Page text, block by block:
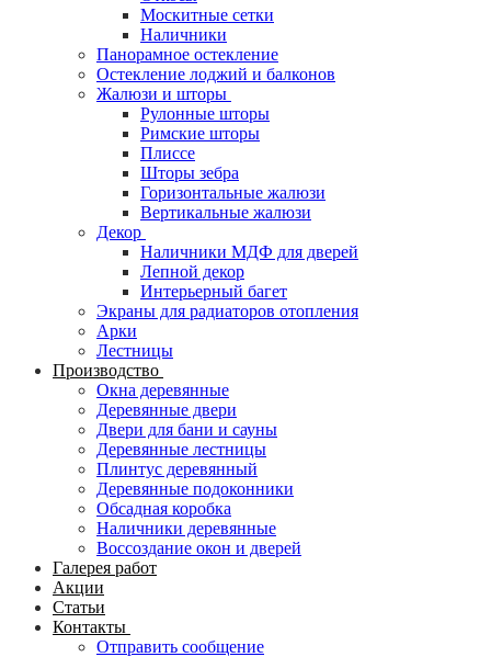
Москитные сетки
Наличники
Панорамное остекление
Остекление лоджий и балконов
Жалюзи и шторы
Рулонные шторы
Римские шторы
Плиссе
Шторы зебра
Горизонтальные жалюзи
Вертикальные жалюзи
Декор
Наличники МДФ для дверей
Лепной декор
Интерьерный багет
Экраны для радиаторов отопления
Арки
Лестницы
Производство
Окна деревянные
Деревянные двери
Двери для бани и сауны
Деревянные лестницы
Плинтус деревянный
Деревянные подоконники
Обсадная коробка
Наличники деревянные
Воссоздание окон и дверей
Галерея работ
Акции
Статьи
Контакты
Отправить сообщение